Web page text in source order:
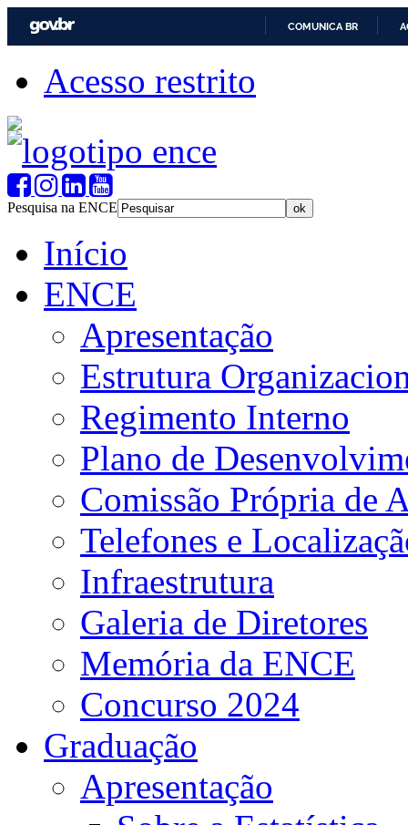
COMUNICA BR
Acesso restrito
Pesquisa na ENCE
Início
ENCE
Apresentação
Estrutura
Regimento Interno
Plano de
Comissão Própria de
Telefones e
Infraestrutura
Galeria de Diretores
Memória da ENCE
Concurso 2024
Graduação
Apresentação